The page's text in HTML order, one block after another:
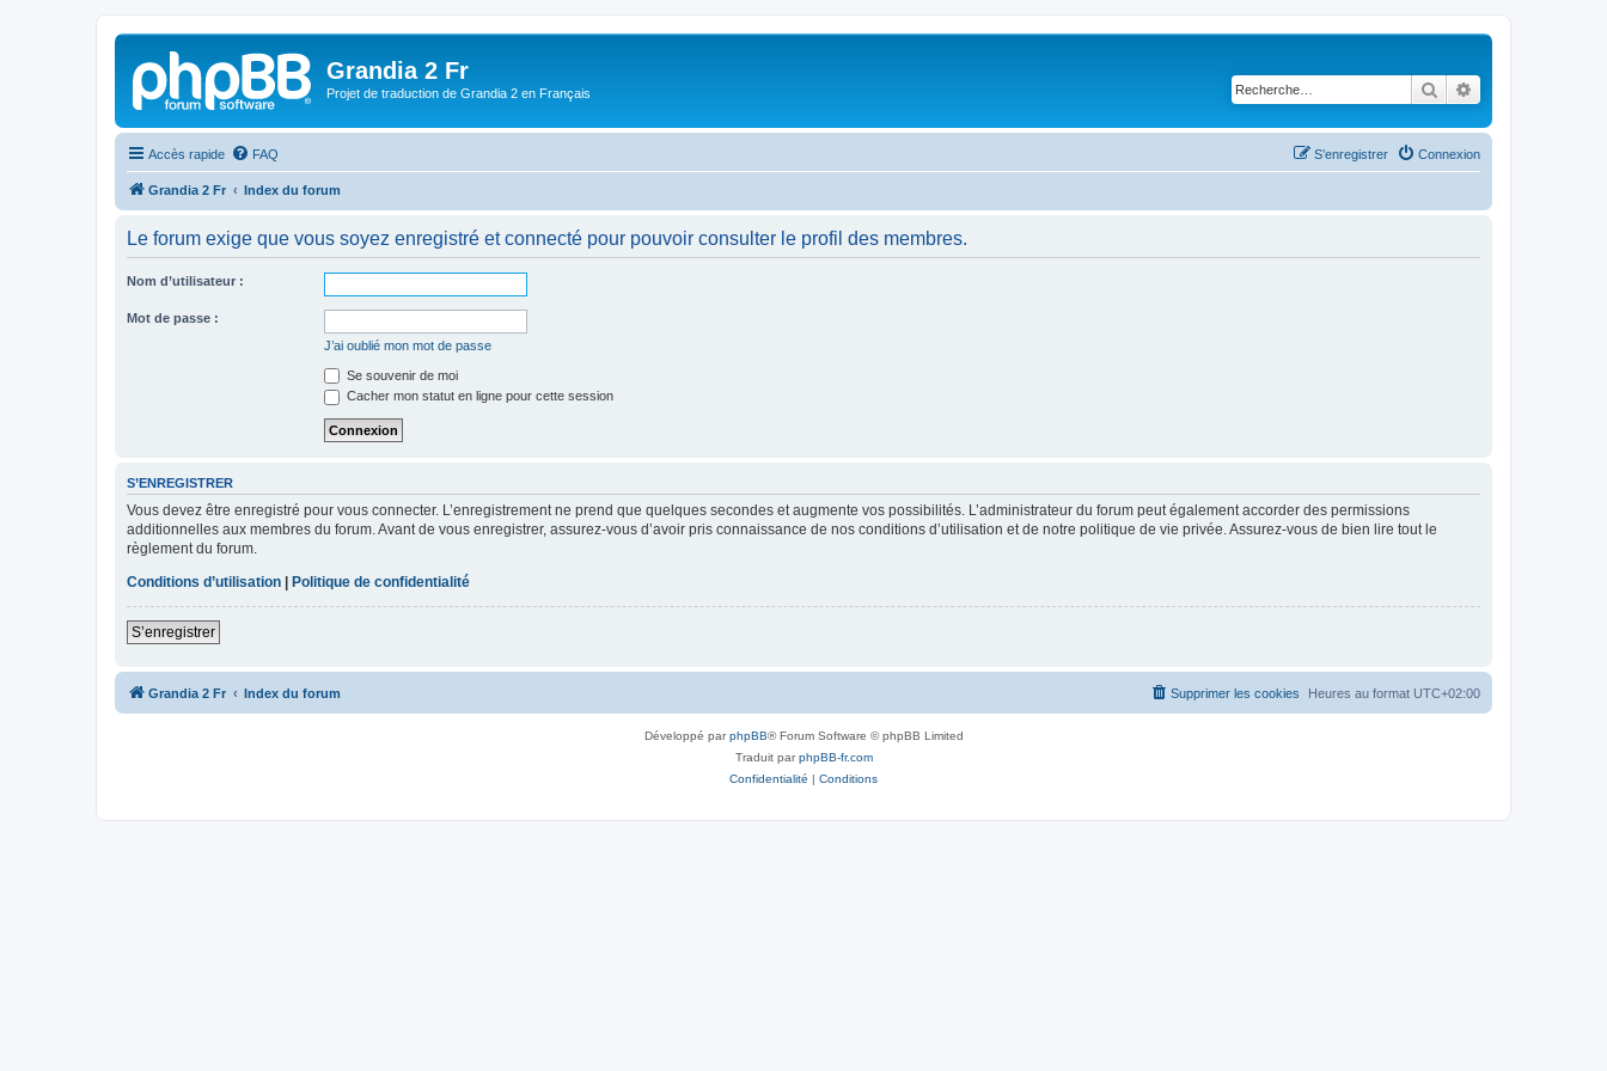
Grandia 2 Fr
Projet de traduction de Grandia 2 en Français Rechercher
Accès rapide FAQ Connexion
S’enregistrer
Grandia 2 Fr Index du forum
Le forum exige que vous soyez enregistré et connecté pour pouvoir consulter le profil des membres.
Nom d’utilisateur :
Mot de passe :
J’ai oublié mon mot de passe
Se souvenir de moi
Cacher mon statut en ligne pour cette session
S’ENREGISTRER
Vous devez être enregistré pour vous connecter. L’enregistrement ne prend que quelques secondes et augmente vos possibilités. L’administrateur du forum peut également accorder des permissions
additionnelles aux membres du forum. Avant de vous enregistrer, assurez-vous d’avoir pris connaissance de nos conditions d’utilisation et de notre politique de vie privée. Assurez-vous de bien lire tout le
règlement du forum.
Conditions d’utilisation
Politique de confidentialité
S’enregistrer
Grandia 2 Fr Index du forum Heures au format UTC+02:00
Supprimer les cookies
Développé parphpBB® Forum Software © phpBB Limited
Traduit parphpBB-fr.com
Confidentialité | Conditions